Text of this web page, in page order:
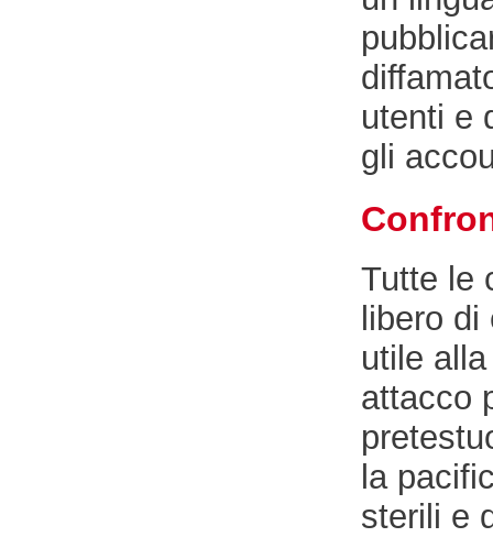
utenti e
gli
Tutte le
libero
utile
attacco
la
sterili e